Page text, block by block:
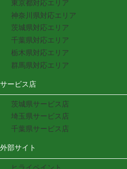
東京都対応エリア
神奈川県対応エリア
茨城県対応エリア
千葉県対応エリア
栃木県対応エリア
群馬県対応エリア
サービス店
茨城県サービス店
埼玉県サービス店
千葉県サービス店
外部サイト
ヒライペイント